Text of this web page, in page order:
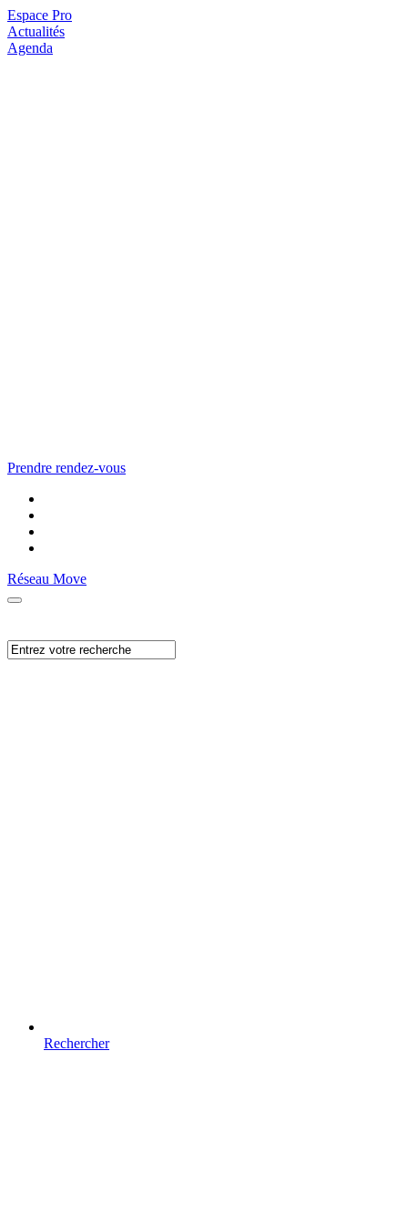
Espace Pro
Actualités
Agenda
Prendre rendez-vous
Réseau Move
Rechercher